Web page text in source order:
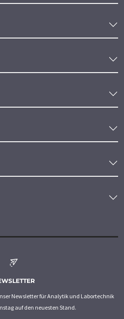
Newsletter für Analytik und Labortechnik
auf den neuesten Stand.